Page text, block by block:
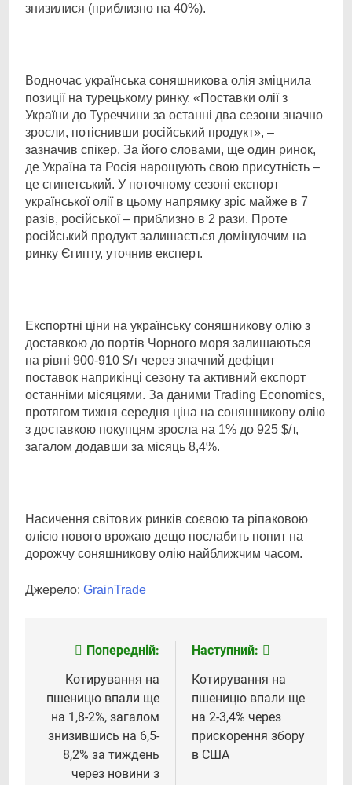
знизилися (приблизно на 40%).
Водночас українська соняшникова олія зміцнила
позиції на турецькому ринку. «Поставки олії з
України до Туреччини за останні два сезони значно
зросли, потіснивши російський продукт», –
зазначив спікер. За його словами, ще один ринок,
де Україна та Росія нарощують свою присутність –
це єгипетський. У поточному сезоні експорт
української олії в цьому напрямку зріс майже в 7
разів, російської – приблизно в 2 рази. Проте
російський продукт залишається домінуючим на
ринку Єгипту, уточнив експерт.
Експортні ціни на українську соняшникову олію з
доставкою до портів Чорного моря залишаються
на рівні 900-910 $/т через значний дефіцит
поставок наприкінці сезону та активний експорт
останніми місяцями. За даними Trading Economics,
протягом тижня середня ціна на соняшникову олію
з доставкою покупцям зросла на 1% до 925 $/т,
загалом додавши за місяць 8,4%.
Насичення світових ринків соєвою та ріпаковою
олією нового врожаю дещо послабить попит на
дорожчу соняшникову олію найближчим часом.
Джерело: GrainTrade
Навігація
записів
Попередній:
Котирування на
пшеницю впали ще
на 1,8-2%, загалом
знизившись на 6,5-
8,2% за тиждень
через новини з
Наступний:
Котирування на
пшеницю впали ще
на 2-3,4% через
прискорення збору
в США